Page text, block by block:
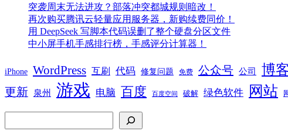
突袭周末无法进攻？部落冲突都城规则暗改！
再次购买腾讯云轻量应用服务器，新购续费同价！
用 DeepSeek 写脚本代码误删了整个硬盘分区文件
中小屏手机手感排行榜，手感评分计算器！
iPhone WordPress 互刷 代码 修复问题 免费 公众号 公司 博
更新 泉州 游戏 电脑 百度 百度空间 破解 绿色软件 网站